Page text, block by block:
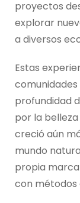
proyectos
explorar
a diversos
Estas
profundidad
por la
creció aún
mundo
propia
con métodos